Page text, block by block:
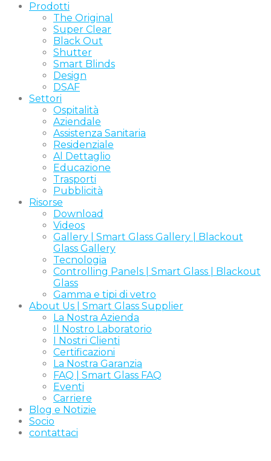
Prodotti
The Original
Super Clear
Black Out
Shutter
Smart Blinds
Design
DSAF
Settori
Ospitalità
Aziendale
Assistenza Sanitaria
Residenziale
Al Dettaglio
Educazione
Trasporti
Pubblicità
Risorse
Download
Videos
Gallery | Smart Glass Gallery | Blackout
Glass Gallery
Tecnologia
Controlling Panels | Smart Glass | Blackout
Glass
Gamma e tipi di vetro
About Us | Smart Glass Supplier
La Nostra Azienda
Il Nostro Laboratorio
I Nostri Clienti
Certificazioni
La Nostra Garanzia
FAQ | Smart Glass FAQ
Eventi
Carriere
Blog e Notizie
Socio
contattaci